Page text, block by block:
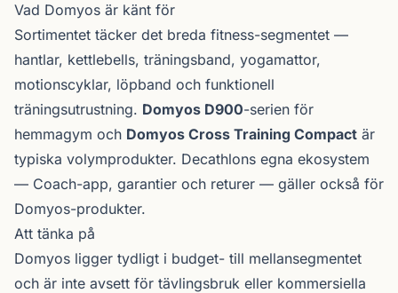
Vad Domyos är känt för
Sortimentet täcker det breda fitness-segmentet —
hantlar, kettlebells, träningsband, yogamattor,
motionscyklar, löpband och funktionell
träningsutrustning. Domyos D900-serien för
hemmagym och Domyos Cross Training Compact är
typiska volymprodukter. Decathlons egna ekosystem
— Coach-app, garantier och returer — gäller också för
Domyos-produkter.
Att tänka på
Domyos ligger tydligt i budget- till mellansegmentet
och är inte avsett för tävlings­bruk eller kommersiella